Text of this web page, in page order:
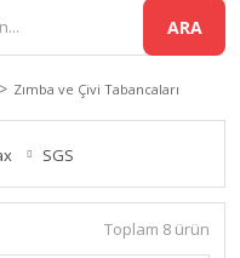
ARA
Zımba ve Çivi Tabancaları
SGS
Toplam 8 ürün